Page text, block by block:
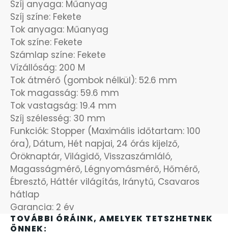
TOVÁBBI ÓRÁINK, AMELYEK TETSZHETNEK
ÖNNEK:
Szíj anyaga: Műanyag
Szíj színe: Fekete
Tok anyaga: Műanyag
Tok színe: Fekete
Számlap színe: Fekete
Vízállóság: 200 M
Tok átmérő (gombok nélkül): 52.6 mm
Tok magasság: 59.6 mm
Tok vastagság: 19.4 mm
Szíj szélesség: 30 mm
Funkciók: Stopper (Maximális időtartam: 100
óra), Dátum, Hét napjai, 24 órás kijelző,
Öröknaptár, Világidő, Visszaszámláló,
Magasságmérő, Légnyomásmérő, Hőmérő,
Ébresztő, Háttér világítás, Iránytű, Csavaros
hátlap
Garancia: 2 év
ÓRAFORGATÓK
ÓRÁS GÉPEK
ÓRATARTÓ DOBOZOK
ORIENT
POLICE
PULSAR
SANTA BARBARA
SECTOR